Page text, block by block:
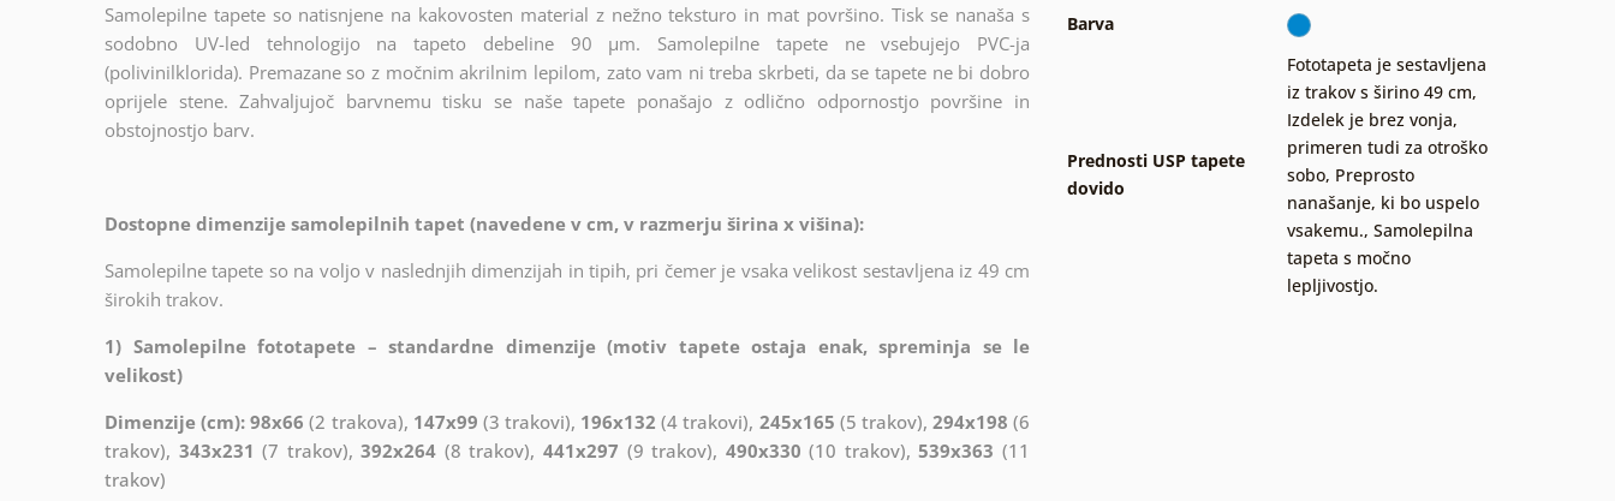
Samolepilne tapete so natisnjene na kakovosten material z nežno teksturo in mat površino. Tisk se nanaša s
sodobno UV-led tehnologijo na tapeto debeline 90 µm. Samolepilne tapete ne vsebujejo PVC-ja
(polivinilklorida). Premazane so z močnim akrilnim lepilom, zato vam ni treba skrbeti, da se tapete ne bi dobro
oprijele stene. Zahvaljujoč barvnemu tisku se naše tapete ponašajo z odlično odpornostjo površine in
obstojnostjo barv.
Dostopne dimenzije samolepilnih tapet (navedene v cm, v razmerju širina x višina):
Samolepilne tapete so na voljo v naslednjih dimenzijah in tipih, pri čemer je vsaka velikost sestavljena iz 49 cm
širokih trakov.
1) Samolepilne fototapete – standardne dimenzije (motiv tapete ostaja enak, spreminja se le
velikost)
Dimenzije (cm): 98x66 (2 trakova), 147x99 (3 trakovi), 196x132 (4 trakovi), 245x165 (5 trakov), 294x198 (6
trakov), 343x231 (7 trakov),392x264 (8 trakov),441x297 (9 trakov), 490x330 (10 trakov),539x363 (11
trakov)
Barva
Prednosti USP tapete
dovido
Fototapeta je sestavljena
iz trakov s širino 49 cm,
Izdelek je brez vonja,
primeren tudi za otroško
sobo, Preprosto
nanašanje, ki bo uspelo
vsakemu., Samolepilna
tapeta s močno
lepljivostjo.